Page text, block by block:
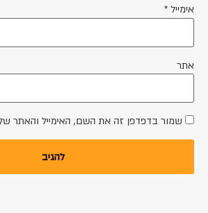
אימייל *
אתר
שמור בדפדפן זה את השם, האימייל והאתר